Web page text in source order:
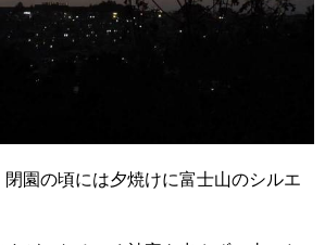
園の頃には夕焼けに富士山のシルエ